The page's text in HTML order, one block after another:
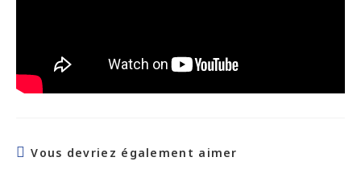
Vous devriez également aimer